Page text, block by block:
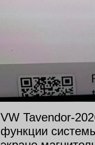
VW Tavendor-
функции